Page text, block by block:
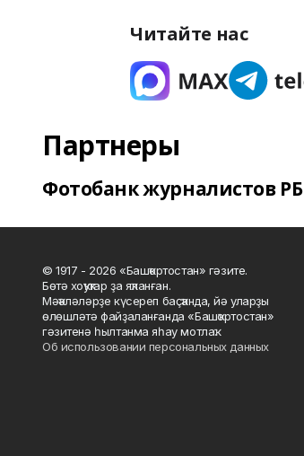
Читайте нас
Партнеры
Фотобанк журналистов РБ
© 1917 - 2026 «Башҡортостан» гәзите.
Бөтә хоҡуҡтар ҙа яҡланған.
Мәҡәләләрҙе күсереп баҫҡанда, йә уларҙы
өлөшләтә файҙаланғанда «Башҡортостан»
гәзитенә һылтанма яһау мотлаҡ.
Об использовании персональных данных